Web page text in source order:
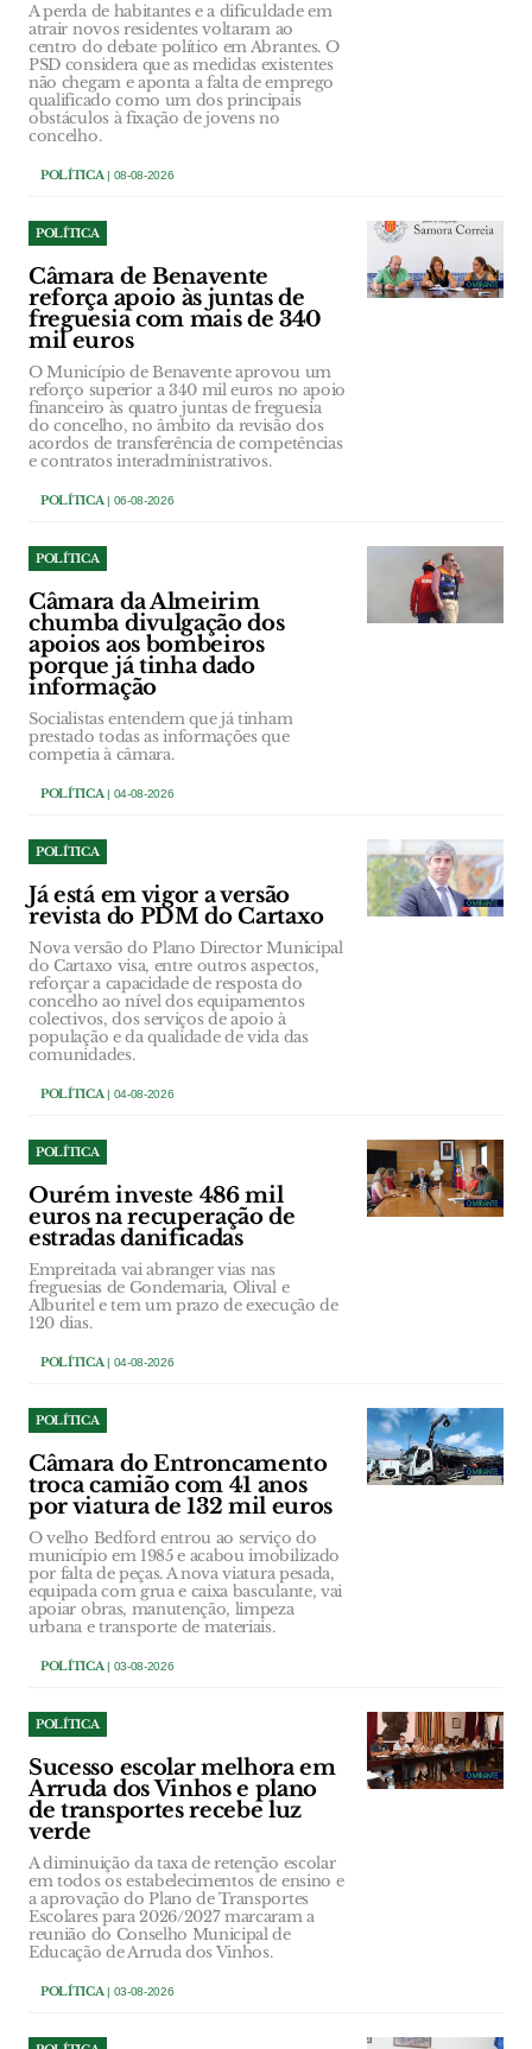
A perda de habitantes e a dificuldade em
atrair novos residentes voltaram ao
centro do debate político em Abrantes. O
PSD considera que as medidas existentes
não chegam e aponta a falta de emprego
qualificado como um dos principais
obstáculos à fixação de jovens no
concelho.
POLÍTICA| 08-08-2026
POLÍTICA
Câmara de Benavente
reforça apoio às juntas de
freguesia com mais de 340
mil euros
O Município de Benavente aprovou um
reforço superior a 340 mil euros no apoio
financeiro às quatro juntas de freguesia
do concelho, no âmbito da revisão dos
acordos de transferência de competências
e contratos interadministrativos.
POLÍTICA| 06-08-2026
POLÍTICA
Câmara da Almeirim
chumba divulgação dos
apoios aos bombeiros
porque já tinha dado
informação
Socialistas entendem que já tinham
prestado todas as informações que
competia à câmara.
POLÍTICA| 04-08-2026
POLÍTICA
Já está em vigor a versão
revista do PDM do Cartaxo
Nova versão do Plano Director Municipal
do Cartaxo visa, entre outros aspectos,
reforçar a capacidade de resposta do
concelho ao nível dos equipamentos
colectivos, dos serviços de apoio à
população e da qualidade de vida das
comunidades.
POLÍTICA| 04-08-2026
POLÍTICA
Ourém investe 486 mil
euros na recuperação de
estradas danificadas
Empreitada vai abranger vias nas
freguesias de Gondemaria, Olival e
Alburitel e tem um prazo de execução de
120 dias.
POLÍTICA| 04-08-2026
POLÍTICA
Câmara do Entroncamento
troca camião com 41 anos
por viatura de 132 mil euros
O velho Bedford entrou ao serviço do
município em 1985 e acabou imobilizado
por falta de peças. A nova viatura pesada,
equipada com grua e caixa basculante, vai
apoiar obras, manutenção, limpeza
urbana e transporte de materiais.
POLÍTICA| 03-08-2026
POLÍTICA
Sucesso escolar melhora em
Arruda dos Vinhos e plano
de transportes recebe luz
verde
A diminuição da taxa de retenção escolar
em todos os estabelecimentos de ensino e
a aprovação do Plano de Transportes
Escolares para 2026/2027 marcaram a
reunião do Conselho Municipal de
Educação de Arruda dos Vinhos.
POLÍTICA| 03-08-2026